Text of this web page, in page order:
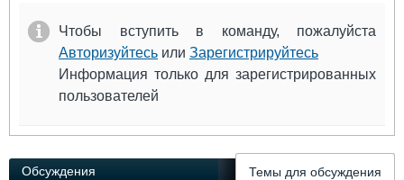
Чтобы вступить в команду, пожалуйста
Авторизуйтесь или Зарегистрируйтесь
Информация только для зарегистрированных
пользователей
Обсуждения Темы для обсуждения